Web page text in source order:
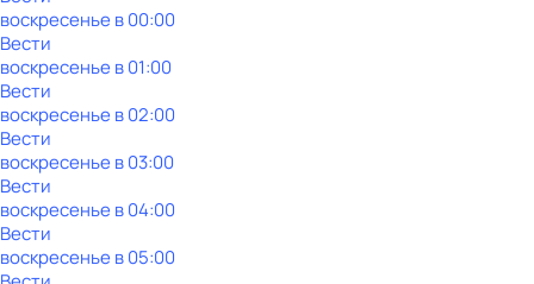
воскресенье в00:00
Вести
воскресенье в01:00
Вести
воскресенье в02:00
Вести
воскресенье в03:00
Вести
воскресенье в04:00
Вести
воскресенье в05:00